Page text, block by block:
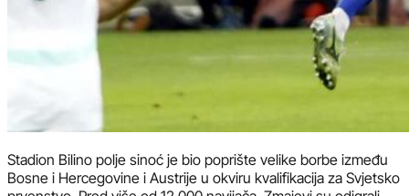
Stadion Bilino polje sinoć je bio poprište velike borbe između
Bosne i Hercegovine i Austrije u okviru kvalifikacija za Svjetsko